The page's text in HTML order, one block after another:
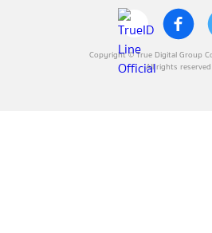
Copyright © True Digital Group
All rights reserved